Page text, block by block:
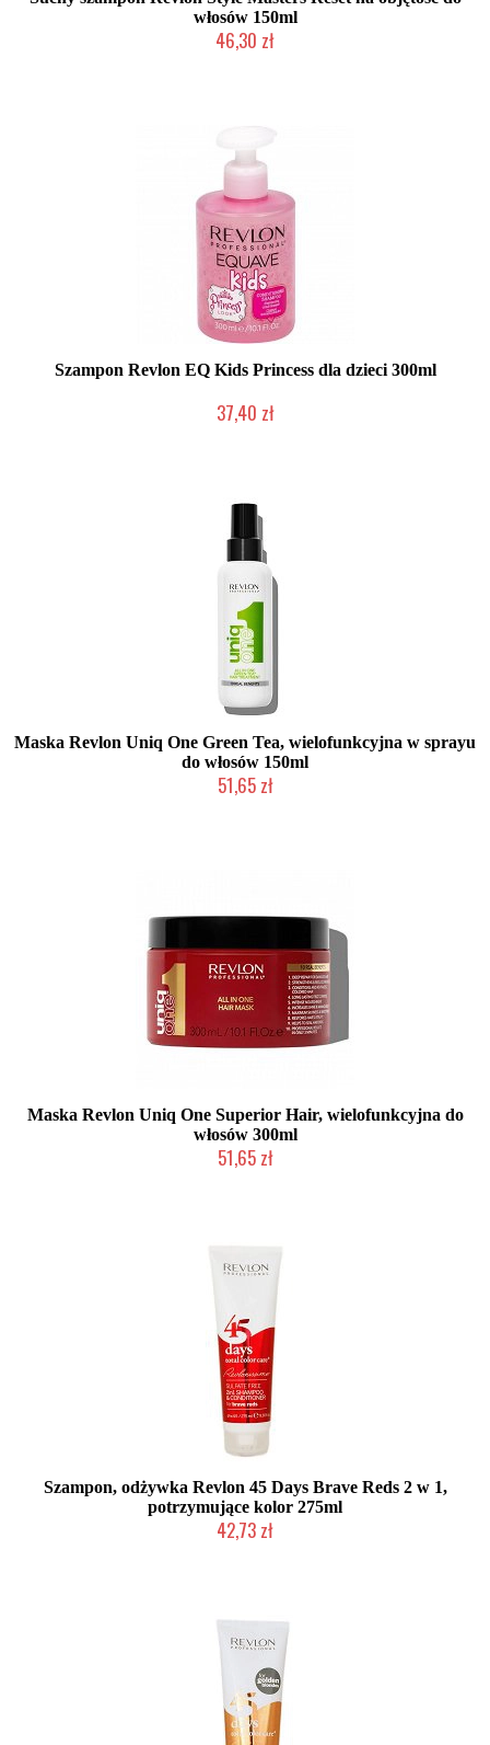
włosów 150ml
46,30 zł
Szampon Revlon EQ Kids Princess dla dzieci 300ml
37,40 zł
Maska Revlon Uniq One Green Tea, wielofunkcyjna w sprayu
do włosów 150ml
51,65 zł
Maska Revlon Uniq One Superior Hair, wielofunkcyjna do
włosów 300ml
51,65 zł
Szampon, odżywka Revlon 45 Days Brave Reds 2 w 1,
potrzymujące kolor 275ml
42,73 zł